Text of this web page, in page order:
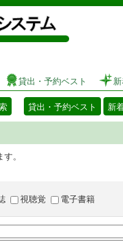
図書館 蔵書
貸出・予約ベスト
貸出・予約ベスト 新
。
視聴覚 電子書籍